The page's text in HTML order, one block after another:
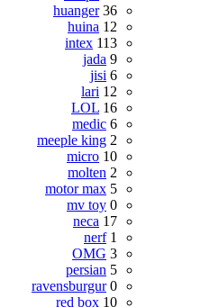
huanger
huina
intex
113
jada
jisi
lari
LOL
medic
meeple king
micro
molten
motor max
mv toy
neca
nerf
OMG
persian
ravensburgur
red box